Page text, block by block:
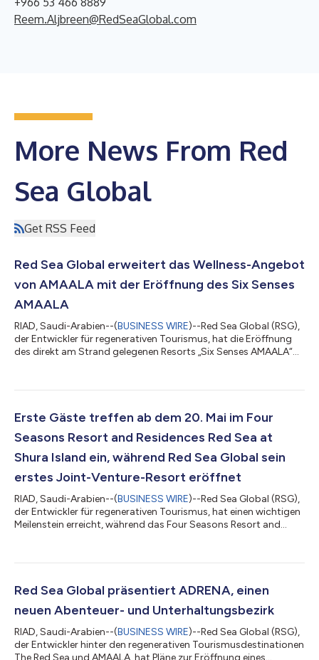
Reem.Aljbreen@RedSeaGlobal.com
More News From Red
Sea Global
Get RSS Feed
Red Sea Global erweitert das Wellness-Angebot
von AMAALA mit der Eröffnung des Six Senses
AMAALA
RIAD, Saudi-Arabien--(BUSINESS WIRE)--Red Sea Global (RSG),
der Entwickler für regenerativen Tourismus, hat die Eröffnung
des direkt am Strand gelegenen Resorts „Six Senses AMAALA“
der Entwicklung des Reiseziels AMAALA dar, das nun weiter
unvergleichliche Wellness-Erlebnisse vor der Kulisse hoch
Erste Gäste treffen ab dem 20. Mai im Four
Seasons Resort and Residences Red Sea at
Shura Island ein, während Red Sea Global sein
erstes Joint-Venture-Resort eröffnet
RIAD, Saudi-Arabien--(BUSINESS WIRE)--Red Sea Global (RSG),
der Entwickler für regenerativen Tourismus, hat einen wichtigen
Meilenstein erreicht, während das Four Seasons Resort and
Resort-Bereich innerhalb seines Portfolios, um in den Markt
Company (KHC) entwickelt, repräsentiert die Einführung nun
einen gemeinsamen Mei...
Red Sea Global präsentiert ADRENA, einen
neuen Abenteuer- und Unterhaltungsbezirk
RIAD, Saudi-Arabien--(BUSINESS WIRE)--Red Sea Global (RSG),
der Entwickler hinter den regenerativen Tourismusdestinationen
The Red Sea und AMAALA, hat Pläne zur Eröffnung eines